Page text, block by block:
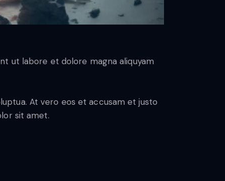
ut labore et dolore magna aliquyam
At vero eos et accusam et justo
sit amet.